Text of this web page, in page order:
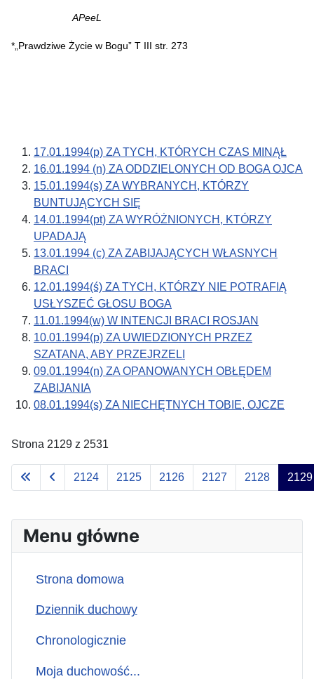
APeeL
*„Prawdziwe Życie w Bogu” T III str. 273
17.01.1994(p) ZA TYCH, KTÓRYCH CZAS MINĄŁ
16.01.1994 (n) ZA ODDZIELONYCH OD BOGA OJCA
15.01.1994(s) ZA WYBRANYCH, KTÓRZY
BUNTUJĄCYCH SIĘ
14.01.1994(pt) ZA WYRÓŻNIONYCH, KTÓRZY
UPADAJĄ
13.01.1994 (c) ZA ZABIJAJĄCYCH WŁASNYCH
BRACI
12.01.1994(ś) ZA TYCH, KTÓRZY NIE POTRAFIĄ
USŁYSZEĆ GŁOSU BOGA
11.01.1994(w) W INTENCJI BRACI ROSJAN
10.01.1994(p) ZA UWIEDZIONYCH PRZEZ
SZATANA, ABY PRZEJRZELI
09.01.1994(n) ZA OPANOWANYCH OBŁĘDEM
ZABIJANIA
08.01.1994(s) ZA NIECHĘTNYCH TOBIE, OJCZE
Strona 2129 z 2531
2124 2125 2126 2127 2128 2129
Menu główne
Strona domowa
Dziennik duchowy
Chronologicznie
Moja duchowość...